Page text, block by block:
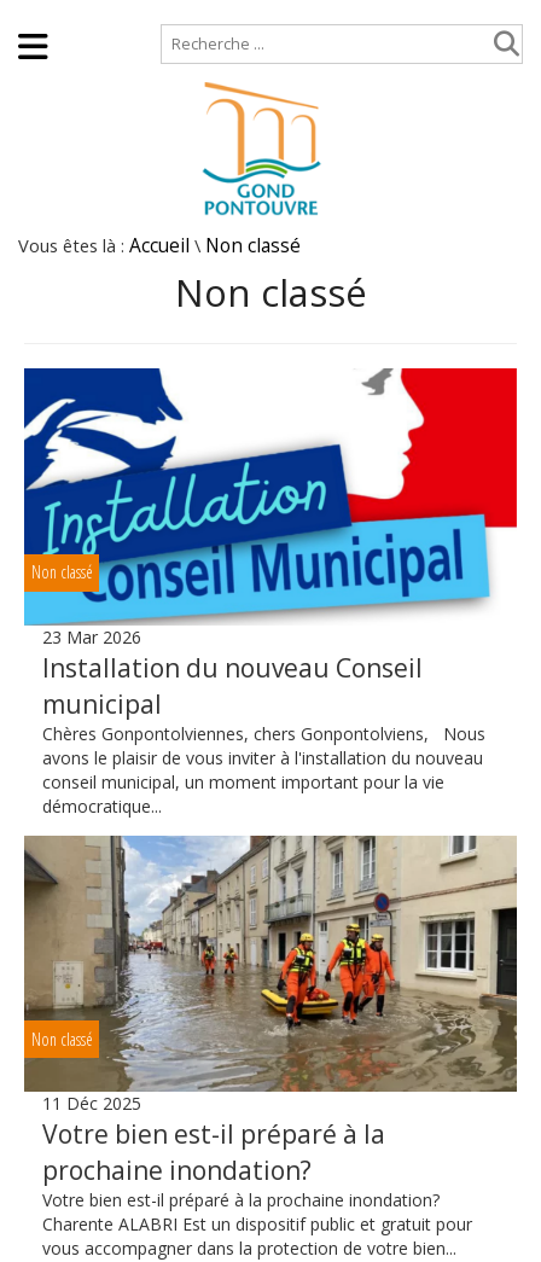
Vous êtes là : Accueil \ Non classé
Non classé
Non classé
23 Mar 2026
Installation du nouveau Conseil
municipal
Chères Gonpontolviennes, chers Gonpontolviens, Nous
avons le plaisir de vous inviter à l'installation du nouveau
conseil municipal, un moment important pour la vie
démocratique...
Non classé
11 Déc 2025
Votre bien est-il préparé à la
prochaine inondation?
Votre bien est-il préparé à la prochaine inondation?
Charente ALABRI Est un dispositif public et gratuit pour
vous accompagner dans la protection de votre bien...